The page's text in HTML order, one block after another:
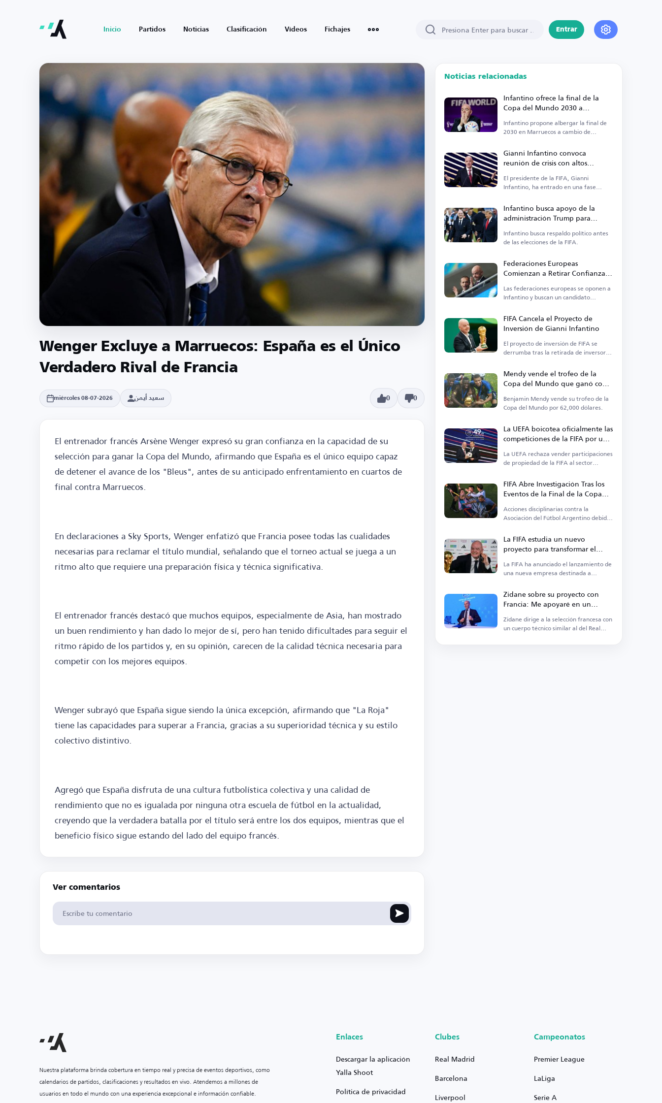
Inicio Partidos Noticias Clasificación Vídeos Fichajes Entrar
Wenger Excluye a Marruecos: España es el Único
Verdadero Rival de Francia
miércoles 08-07-2026 سعيد أيمن 0 0
El entrenador francés Arsène Wenger expresó su gran confianza en la capacidad de su
selección para ganar la Copa del Mundo, afirmando que España es el único equipo capaz
de detener el avance de los "Bleus", antes de su anticipado enfrentamiento en cuartos de
final contra Marruecos.
En declaraciones a Sky Sports, Wenger enfatizó que Francia posee todas las cualidades
necesarias para reclamar el título mundial, señalando que el torneo actual se juega a un
ritmo alto que requiere una preparación física y técnica significativa.
El entrenador francés destacó que muchos equipos, especialmente de Asia, han mostrado
un buen rendimiento y han dado lo mejor de sí, pero han tenido dificultades para seguir el
ritmo rápido de los partidos y, en su opinión, carecen de la calidad técnica necesaria para
competir con los mejores equipos.
Wenger subrayó que España sigue siendo la única excepción, afirmando que "La Roja"
tiene las capacidades para superar a Francia, gracias a su superioridad técnica y su estilo
colectivo distintivo.
Agregó que España disfruta de una cultura futbolística colectiva y una calidad de
rendimiento que no es igualada por ninguna otra escuela de fútbol en la actualidad,
creyendo que la verdadera batalla por el título será entre los dos equipos, mientras que el
beneficio físico sigue estando del lado del equipo francés.
Ver comentarios
Noticias relacionadas
Infantino ofrece la final de la
Copa del Mundo 2030 a
Marruecos a cambio de apoyo
Infantino propone albergar la final de
2030 en Marruecos a cambio de
Gianni Infantino convoca
reunión de crisis con altos
funcionarios de la FIFA
El presidente de la FIFA, Gianni
Infantino, ha entrado en una fase
Infantino busca apoyo de la
administración Trump para
mantenerse en el cargo
Infantino busca respaldo político antes
de las elecciones de la FIFA.
Federaciones Europeas
Comienzan a Retirar Confianza a
Infantino Antes de las Elecciones
de la FIFA
Las federaciones europeas se oponen a
Infantino y buscan un candidato
FIFA.
FIFA Cancela el Proyecto de
Inversión de Gianni Infantino
El proyecto de inversión de FIFA se
derrumba tras la retirada de inversores
Mendy vende el trofeo de la
Copa del Mundo que ganó con
Francia
Benjamin Mendy vende su trofeo de la
Copa del Mundo por 62,000 dólares.
La UEFA boicotea oficialmente las
competiciones de la FIFA por una
nueva propuesta
La UEFA rechaza vender participaciones
de propiedad de la FIFA al sector
FIFA Abre Investigación Tras los
Eventos de la Final de la Copa
Mundial 2026
Acciones disciplinarias contra la
Asociación del Fútbol Argentino debido
La FIFA estudia un nuevo
proyecto para transformar el
La FIFA ha anunciado el lanzamiento de
una nueva empresa destinada a
Zidane sobre su proyecto con
Francia: Me apoyaré en un
cuerpo técnico del Real Madrid
con algunas adiciones
Zidane dirige a la selección francesa con
un cuerpo técnico similar al del Real
Nuestra plataforma brinda cobertura en tiempo real y precisa de eventos deportivos, como
calendarios de partidos, clasificaciones y resultados en vivo. Atendemos a millones de
usuarios en todo el mundo con una experiencia excepcional e información confiable.
Enlaces
Descargar la aplicación
Yalla Shoot
Política de privacidad
Clubes
Real Madrid
Barcelona
Liverpool
Campeonatos
Premier League
LaLiga
Serie A